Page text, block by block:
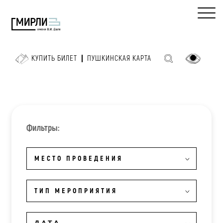
КУПИТЬ БИЛЕТ ПУШКИНСКАЯ КАРТА
Фильтры:
МЕСТО ПРОВЕДЕНИЯ
ТИП МЕРОПРИЯТИЯ